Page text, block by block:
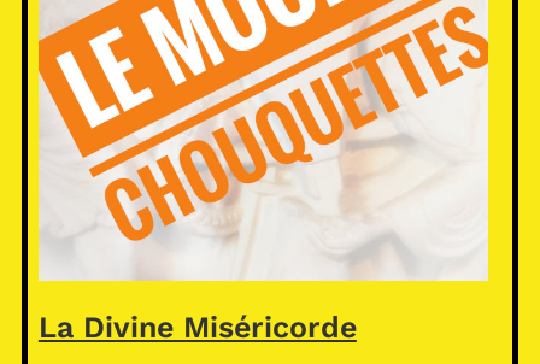
La Divine Miséricorde